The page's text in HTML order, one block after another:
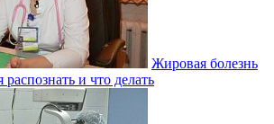
Жировая болезнь
и что делать